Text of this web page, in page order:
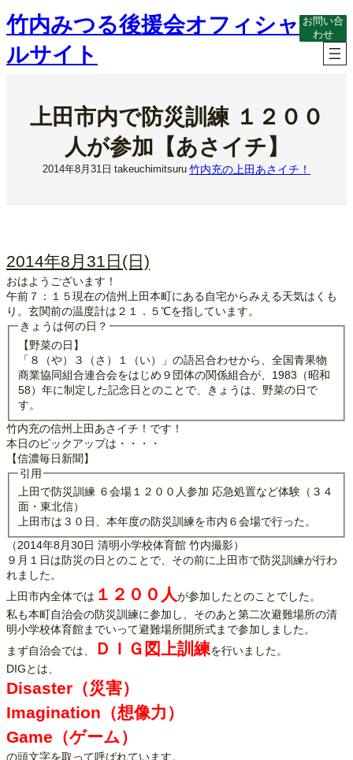
内
容
ス
キ
竹内みつる後援会オフィシャ
ルサイト
お問い合
わせ
上田市内で防災訓練 １２００
人が参加【あさイチ】
2014年8月31日 takeuchimitsuru 竹内充の上田あさイチ！
2014年8月31日(日)
おはようございます！
午前７：１５現在の信州上田本町にある自宅からみえる天気はくも
り。玄関前の温度計は２１．５℃を指しています。
きょうは何の日？
【野菜の日】
「８（や）３（さ）１（い）」の語呂合わせから、全国青果物
商業協同組合連合会をはじめ９団体の関係組合が、1983（昭和
58）年に制定した記念日とのことで、きょうは、野菜の日で
す。
竹内充の信州上田あさイチ！です！
本日のピックアップは・・・・
【信濃毎日新聞】
引用
上田で防災訓練 ６会場１２００人参加 応急処置など体験（３４
面・東北信）
上田市は３０日、本年度の防災訓練を市内６会場で行った。
（2014年8月30日 清明小学校体育館 竹内撮影）
９月１日は防災の日とのことで、その前に上田市で防災訓練が行わ
れました。
上田市内全体では １２００人が参加したとのことでした。
私も本町自治会の防災訓練に参加し、そのあと第二次避難場所の清
明小学校体育館までいって避難場所開所式まで参加しました。
まず自治会では、
ＤＩＧ図上訓練を行いました。
DIGとは、
Disaster（災害）
Imagination（想像力）
Game（ゲーム）
の頭文字を取って呼ばれています。